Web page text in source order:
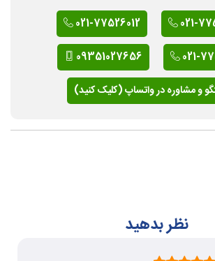
021-
021-77526012
021-
09351027656
و مشاوره در واتساپ (کلیک کنید)
نظر بدهید